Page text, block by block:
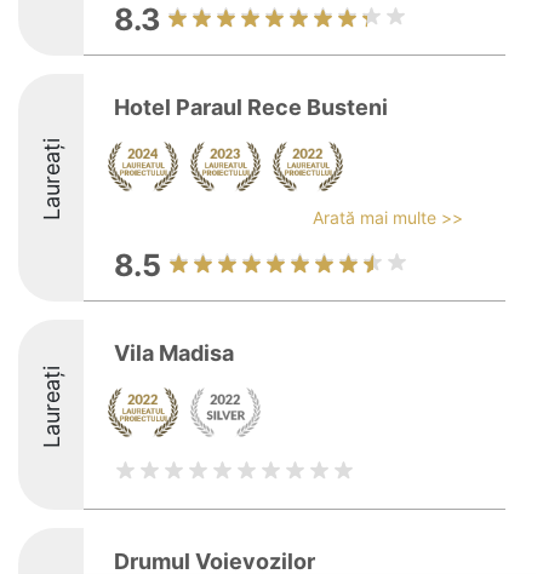
8.3
Laureați
Hotel Paraul Rece Busteni
Arată mai multe >>
8.5
Laureați
Vila Madisa
Drumul Voievozilor